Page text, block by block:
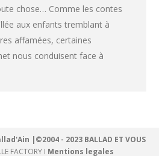
chose… Comme les contes
aux enfants tremblant à
affamées, certaines
nous conduisent face à
|©2004 - 2023 BALLAD ET VOUS
FACTORY I Mentions legales